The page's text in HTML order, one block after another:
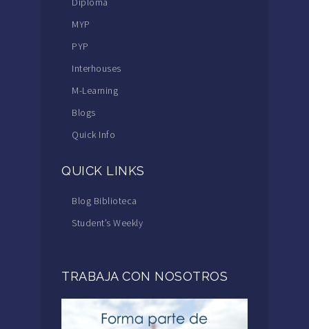
MYP
PYP
Interhouses
M-Learning
Blogs
Quick Info
QUICK LINKS
Blog Biblioteca
Student’s Weekly
TRABAJA CON NOSOTROS